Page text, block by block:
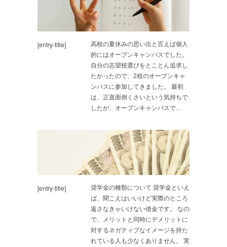
[entry-title]
高校の夏休みの思い出と言えば個人
的にはオープンキャンパスでした。
自分の志望校選びをとことん追求し
たかったので、2校のオープンキャ
ンパスに参加してきました。 最初
は、正直面倒くさいという気持ちで
したが、オープンキャンパスで…
[entry-title]
奨学金の種類について 奨学金といえ
ば、聞こえはいいけど実際のところ
返さなきゃいけない借金です。 なの
で、メリットと同時にデメリットに
対するネガティブなイメージを持た
れている人も少なくありません。 実